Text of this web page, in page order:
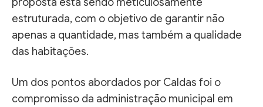
estruturada, com o objetivo de garantir não
apenas a quantidade, mas também a qualidade
das habitações.
Um dos pontos abordados por Caldas foi o
compromisso da administração municipal em